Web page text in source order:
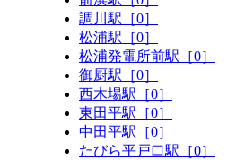
調川駅［0］
松浦駅［0］
松浦発電所前駅［0］
御厨駅［0］
西木場駅［0］
東田平駅［0］
中田平駅［0］
たびら平戸口駅［0］